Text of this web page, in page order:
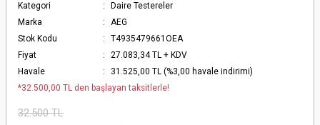
Kategori
Daire Testereler
Marka
AEG
Stok Kodu
T4935479661OEA
Fiyat
27.083,34 TL + KDV
Havale
31.525,00 TL (%3,00 havale indirimi)
*32.500,00 TL den başlayan taksitlerle!
32.500 TL